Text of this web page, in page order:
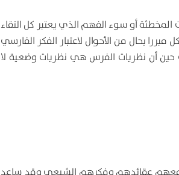
أو سوء الفهم الذي يعتبر كل التقاء
بحال من الأحوال لاعتبار الفكر الفارسي
حين أن نظريات الفرس هي نظريات وضعية لا